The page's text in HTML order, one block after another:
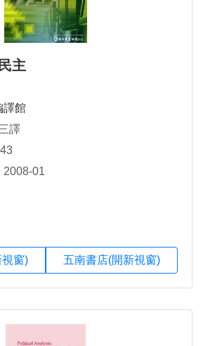
主
譯館
譯
2008-01
視窗) 五南書店(開新視窗)